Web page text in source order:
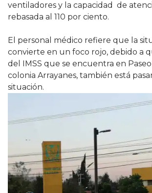
ventiladores y la capacidad de
rebasada al 110 por ciento.
El personal médico refiere que la
convierte en un foco rojo, debido a
del IMSS que se encuentra en
colonia Arrayanes, también está
situación.